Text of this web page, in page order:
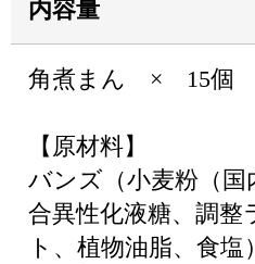
内容量
角煮まん × 15個
【原材料】
バンズ（小麦粉（国
合異性化液糖、調整
ト、植物油脂、食塩